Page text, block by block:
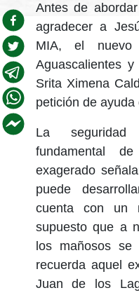
Antes de
agradecer a
MIA, el nuevo
Aguascalientes
Srita Ximena
petición de
La
fundamental
exagerado
puede
cuenta con un
supuesto que a
los mañosos
recuerda aquel
Juan de los